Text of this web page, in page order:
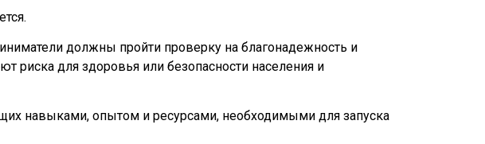
должны пройти проверку на благонадежность и
риска для здоровья или безопасности населения и
навыками, опытом и ресурсами, необходимыми для запуска